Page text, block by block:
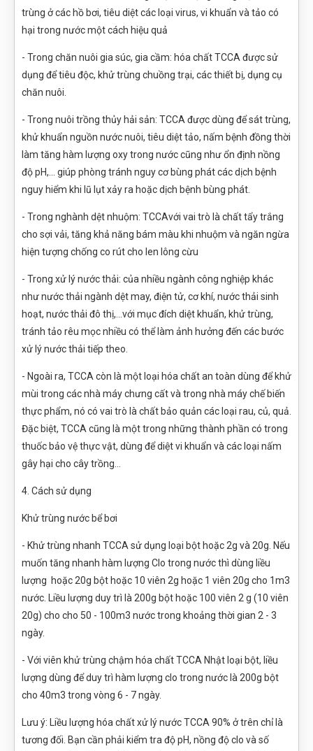
trùng ở các hồ bơi, tiêu diệt các loại virus, vi khuẩn và tảo có
hại trong nước một cách hiệu quả
- Trong chăn nuôi gia súc, gia cầm: hóa chất TCCA được sử
dụng để tiêu độc, khử trùng chuồng trại, các thiết bị, dụng cụ
chăn nuôi.
- Trong nuôi trồng thủy hải sản: TCCA được dùng để sát trùng,
khử khuẩn nguồn nước nuôi, tiêu diệt tảo, nấm bệnh đồng thời
làm tăng hàm lượng oxy trong nước cũng như ổn định nồng
độ pH,... giúp phòng tránh nguy cơ bùng phát các dịch bệnh
nguy hiểm khi lũ lụt xảy ra hoặc dịch bệnh bùng phát.
- Trong nghành dệt nhuộm: TCCAvới vai trò là chất tẩy trắng
cho sợi vải, tăng khả năng bám màu khi nhuộm và ngăn ngừa
hiện tượng chống co rút cho len lông cừu
- Trong xử lý nước thải: của nhiều ngành công nghiệp khác
như nước thải ngành dệt may, điện tử, cơ khí, nước thải sinh
hoạt, nước thải đô thị,...với mục đích diệt khuẩn, khử trùng,
tránh tảo rêu mọc nhiều có thể làm ảnh hưởng đến các bước
xử lý nước thải tiếp theo.
- Ngoài ra, TCCA còn là một loại hóa chất an toàn dùng để khử
mùi trong các nhà máy chưng cất và trong nhà máy chế biến
thực phẩm, nó có vai trò là chất bảo quản các loại rau, củ, quả.
Đặc biệt, TCCA cũng là một trong những thành phần có trong
thuốc bảo vệ thực vật, dùng để diệt vi khuẩn và các loại nấm
gây hại cho cây trồng…
4. Cách sử dụng
Khử trùng nước bể bơi
- Khử trùng nhanh TCCA sử dụng loại bột hoặc 2g và 20g. Nếu
muốn tăng nhanh hàm lượng Clo trong nước thì dùng liều
lượng hoặc 20g bột hoặc 10 viên 2g hoặc 1 viên 20g cho 1m3
nước. Liều lượng duy trì là 200g bột hoặc 100 viên 2 g (10 viên
20g) cho cho 50 - 100m3 nước trong khoảng thời gian 2 - 3
ngày.
- Với viên khử trùng chậm hóa chất TCCA Nhật loại bột, liều
lượng dùng để duy trì hàm lượng clo trong nước là 200g bột
cho 40m3 trong vòng 6 - 7 ngày.
Lưu ý: Liều lượng hóa chất xử lý nước TCCA 90% ở trên chỉ là
tương đối. Bạn cần phải kiểm tra độ pH, nồng độ clo và số